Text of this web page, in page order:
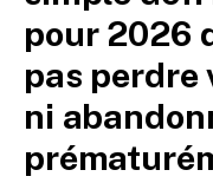
pour 2026
pas perdre
ni